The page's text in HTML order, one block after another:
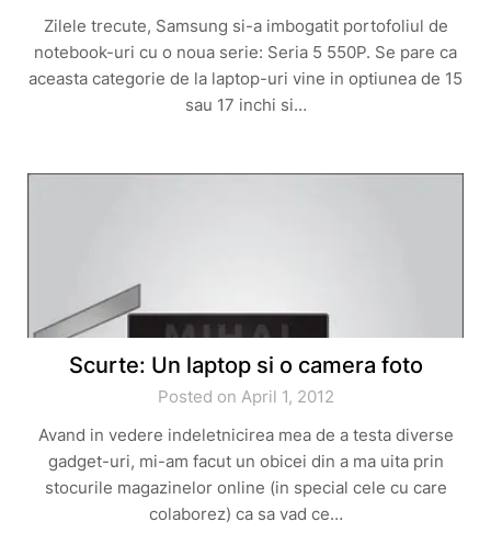
Zilele trecute, Samsung si-a imbogatit portofoliul de
notebook-uri cu o noua serie: Seria 5 550P. Se pare ca
aceasta categorie de la laptop-uri vine in optiunea de 15
sau 17 inchi si…
Scurte: Un laptop si o camera foto
Posted on April 1, 2012
Avand in vedere indeletnicirea mea de a testa diverse
gadget-uri, mi-am facut un obicei din a ma uita prin
stocurile magazinelor online (in special cele cu care
colaborez) ca sa vad ce…